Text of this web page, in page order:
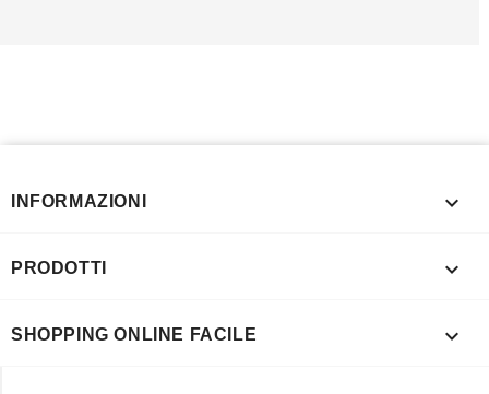
INFORMAZIONI 
PRODOTTI 
SHOPPING ONLINE FACILE 